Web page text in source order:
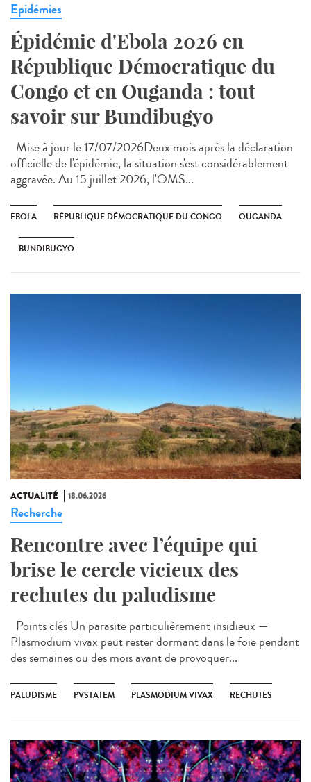
Epidémies
Épidémie d'Ebola 2026 en
République Démocratique du
Congo et en Ouganda : tout
savoir sur Bundibugyo
Mise à jour le 17/07/2026Deux mois après la déclaration
officielle de l'épidémie, la situation s'est considérablement
aggravée. Au 15 juillet 2026, l'OMS...
EBOLA RÉPUBLIQUE DÉMOCRATIQUE DU CONGO OUGANDA
BUNDIBUGYO
ACTUALITÉ 18.06.2026
Recherche
Rencontre avec l’équipe qui
brise le cercle vicieux des
rechutes du paludisme
Points clés Un parasite particulièrement insidieux —
Plasmodium vivax peut rester dormant dans le foie pendant
des semaines ou des mois avant de provoquer...
PALUDISME PVSTATEM PLASMODIUM VIVAX RECHUTES